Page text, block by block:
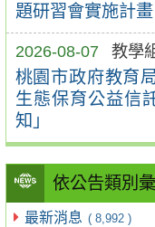
題研習會實施計畫
2026-08-07
教學
桃園市政府教育
生態保育公益信
知」
依公告類別
最新消息 ( 8,992 )